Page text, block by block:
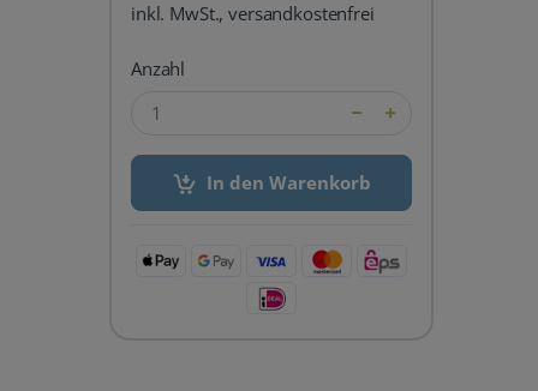
inkl. MwSt., versandkostenfrei
Anzahl
In den Warenkorb